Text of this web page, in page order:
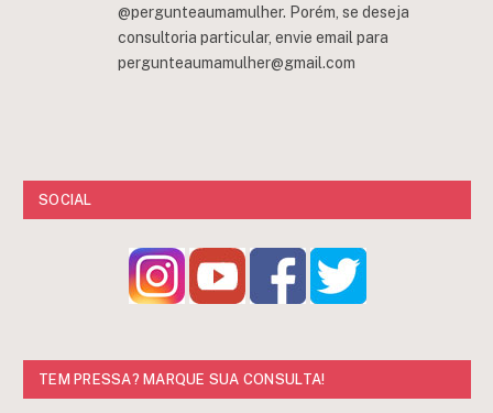
@pergunteaumamulher. Porém, se deseja
consultoria particular, envie email para
pergunteaumamulher@gmail.com
SOCIAL
TEM PRESSA? MARQUE SUA CONSULTA!